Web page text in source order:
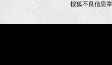
搜狐不良信息